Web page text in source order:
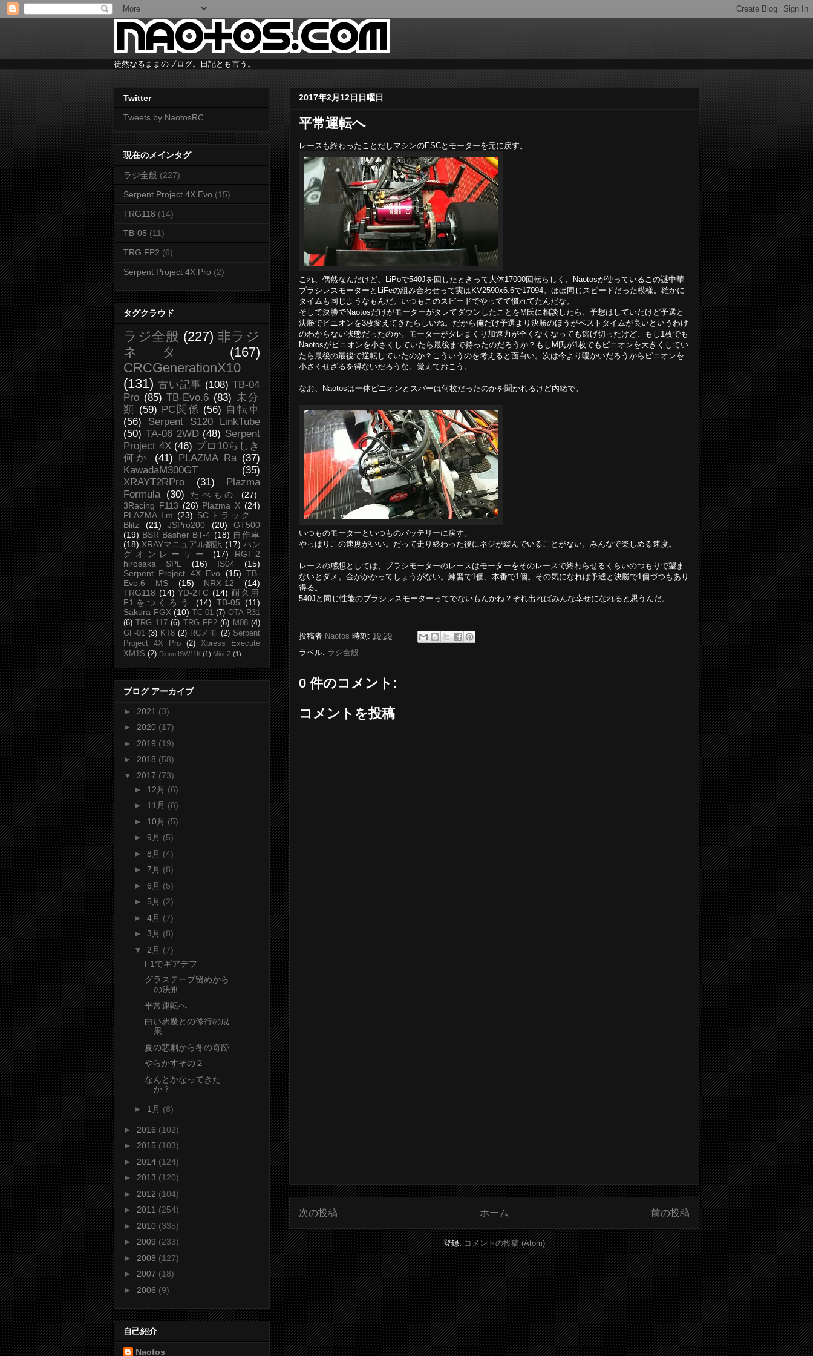
徒然なるままのブログ。日記とも言う。
2017年2月12日日曜日
平常運転へ
レースも終わったことだしマシンのESCとモーターを元に戻す。
これ、偶然なんだけど、LiPoで540Jを回したときって大体17000回転らしく、Naotosが使っているこの謎中華
ブラシレスモーターとLiFeの組み合わせって実はKV2590x6.6で17094。ほぼ同じスピードだった模様。確かに
タイムも同じようなもんだ。いつもこのスピードでやってて慣れてたんだな。
そして決勝でNaotosだけがモーターがタレてダウンしたことをM氏に相談したら、予想はしていたけど予選と
決勝でピニオンを3枚変えてきたらしいね。だから俺だけ予選より決勝のほうがベストタイムが良いというわけ
のわからない状態だったのか。モーターがタレまくり加速力が全くなくなっても逃げ切ったけど、もし1枚でも
Naotosがピニオンを小さくしていたら最後まで持ったのだろうか？もしM氏が1枚でもピニオンを大きくしてい
たら最後の最後で逆転していたのか？こういうのを考えると面白い。次は今より暖かいだろうからピニオンを
小さくせざるを得ないだろうな。覚えておこう。
なお、Naotosは一体ピニオンとスパーは何枚だったのかを聞かれるけど内緒で。
いつものモーターといつものバッテリーに戻す。
やっぱりこの速度がいい。だって走り終わった後にネジが緩んでいることがない。みんなで楽しめる速度。
レースの感想としては、ブラシモーターのレースはモーターをそのレースで終わらせるくらいのつもりで望ま
ないとダメ。金がかかってしょうがない。練習で1個、本番で1個。その気になれば予選と決勝で1個づつもあり
得る。
540Jと同じ性能のブラシレスモーターってでないもんかね？それ出ればみんな幸せになれると思うんだ。
投稿者 Naotos 時刻: 19:29
ラベル: ラジ全般
0 件のコメント:
コメントを投稿
次の投稿 前の投稿
ホーム
登録:コメントの投稿 (Atom)
Twitter
Tweets by NaotosRC
現在のメインタグ
ラジ全般 (227)
Serpent Project 4X Evo (15)
TRG118 (14)
TB-05 (11)
TRG FP2 (6)
Serpent Project 4X Pro (2)
タグクラウド
ラジ全般 (227) 非ラジ
ネタ
(167)
CRCGenerationX10
(131) 古い記事 (108) TB-04
Pro (85) TB-Evo.6 (83) 未分
類
(59) PC関係 (56) 自転車
(56)
Serpent S120 LinkTube
(50) TA-06 2WD (48) Serpent
Project 4X (46) プロ10らしき
何か
(41) PLAZMA Ra (37)
KawadaM300GT
(35)
XRAYT2RPro
(31)
Plazma
Formula (30) たべもの
(27)
3Racing F113 (26) Plazma X (24)
PLAZMA Lm (23) SCトラック
Blitz
(21) JSPro200 (20)
GT500
(19) BSR Basher BT-4 (18) 自作車
(18) XRAYマニュアル翻訳 (17) ハン
グオンレーサー
(17)
RGT-2
hirosaka SPL
(16) IS04
(15)
Serpent Project 4X Evo
(15) TB-
Evo.6 MS
(15) NRX-12
(14)
TRG118 (14) YD-2TC (14) 耐久用
F1をつくろう
(14) TB-05 (11)
Sakura FGX (10) TC-01 (7) OTA-R31
(6)
TRG 117 (6) TRG FP2 (6) M08 (4)
GF-01 (3) KT8 (2) RCメモ (2) Serpent
Project 4X Pro
(2)
Xpress Execute
XM1S (2) Digno ISW11K (1) Mini-Z (1)
ブログ アーカイブ
► 2021 (3)
► 2020 (17)
► 2019 (19)
► 2018 (58)
▼ 2017 (73)
► 12月 (6)
► 11月 (8)
► 10月 (5)
► 9月 (5)
► 8月 (4)
► 7月 (8)
► 6月 (5)
► 5月 (2)
► 4月 (7)
► 3月 (8)
▼ 2月 (7)
F1でギアデフ
グラステープ留めから
の決別
平常運転へ
白い悪魔との修行の成
果
夏の悲劇から冬の奇跡
やらかすその２
なんとかなってきた
か？
► 1月 (8)
► 2016 (102)
► 2015 (103)
► 2014 (124)
► 2013 (120)
► 2012 (104)
► 2011 (254)
► 2010 (335)
► 2009 (233)
► 2008 (127)
► 2007 (18)
► 2006 (9)
自己紹介
Naotos